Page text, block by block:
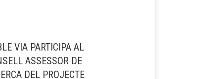
VIA PARTICIPA AL
ASSESSOR DE
DEL PROJECTE